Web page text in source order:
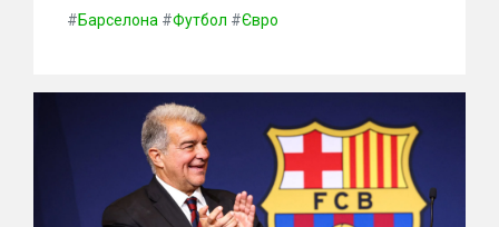
#Барселона #Футбол #Євро